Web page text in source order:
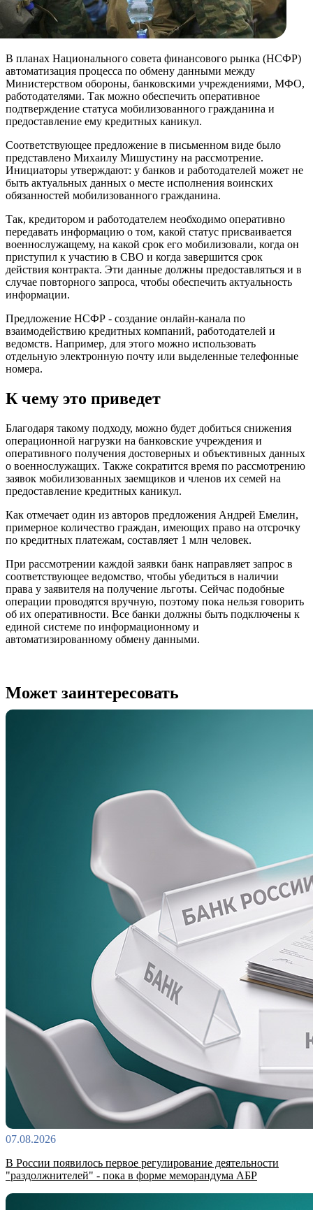
В планах Национального совета финансового рынка (НСФР)
автоматизация процесса по обмену данными между
Министерством обороны, банковскими учреждениями, МФО,
работодателями. Так можно обеспечить оперативное
подтверждение статуса мобилизованного гражданина и
предоставление ему кредитных каникул.
Соответствующее предложение в письменном виде было
представлено Михаилу Мишустину на рассмотрение.
Инициаторы утверждают: у банков и работодателей может не
быть актуальных данных о месте исполнения воинских
обязанностей мобилизованного гражданина.
Так, кредитором и работодателем необходимо оперативно
передавать информацию о том, какой статус присваивается
военнослужащему, на какой срок его мобилизовали, когда он
приступил к участию в СВО и когда завершится срок
действия контракта. Эти данные должны предоставляться и в
случае повторного запроса, чтобы обеспечить актуальность
информации.
Предложение НСФР - создание онлайн-канала по
взаимодействию кредитных компаний, работодателей и
ведомств. Например, для этого можно использовать
отдельную электронную почту или выделенные телефонные
номера.
К чему это приведет
Благодаря такому подходу, можно будет добиться снижения
операционной нагрузки на банковские учреждения и
оперативного получения достоверных и объективных данных
о военнослужащих. Также сократится время по рассмотрению
заявок мобилизованных заемщиков и членов их семей на
предоставление кредитных каникул.
Как отмечает один из авторов предложения Андрей Емелин,
примерное количество граждан, имеющих право на отсрочку
по кредитных платежам, составляет 1 млн человек.
При рассмотрении каждой заявки банк направляет запрос в
соответствующее ведомство, чтобы убедиться в наличии
права у заявителя на получение льготы. Сейчас подобные
операции проводятся вручную, поэтому пока нельзя говорить
об их оперативности. Все банки должны быть подключены к
единой системе по информационному и
автоматизированному обмену данными.
Может заинтересовать
07.08.2026
В России появилось первое регулирование деятельности
"раздолжнителей" - пока в форме меморандума АБР